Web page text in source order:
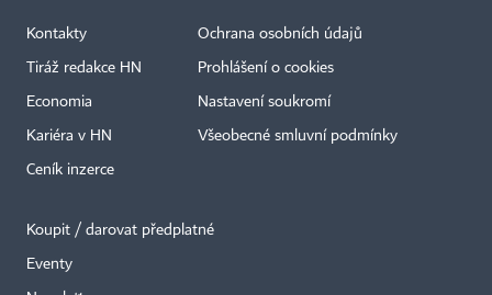
Kontakty
Tiráž redakce HN
Economia
Kariéra v HN
Ceník inzerce
Ochrana osobních údajů
Prohlášení o cookies
Nastavení soukromí
Všeobecné smluvní podmínky
Koupit / darovat předplatné
Eventy